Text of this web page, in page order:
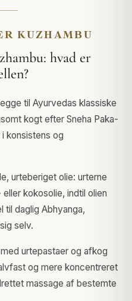
KUZHAMBU
hvad er
til Ayurvedas klassiske
kogt efter Sneha Paka-
konsistens og
urteberiget olie: urterne
kokosolie, indtil olien
til daglig Abhyanga,
selv.
urtepastaer og afkog
og mere koncentreret
massage af bestemte